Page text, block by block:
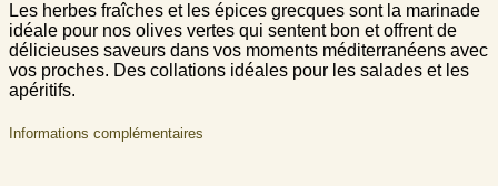
Les herbes fraîches et les épices grecques sont la marinade
idéale pour nos olives vertes qui sentent bon et offrent de
délicieuses saveurs dans vos moments méditerranéens avec
vos proches. Des collations idéales pour les salades et les
apéritifs.
Informations complémentaires